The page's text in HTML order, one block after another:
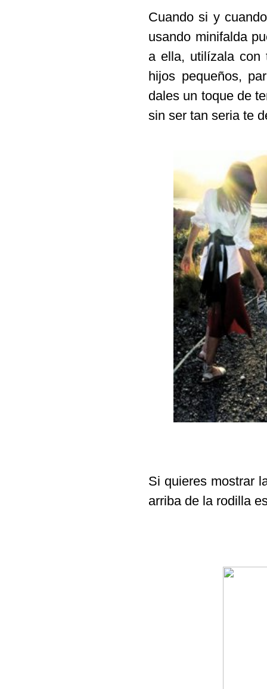
Cuando si y
usando minifalda
a ella, utilízala con
hijos pequeños,
dales un toque de
sin ser tan seria te
Si quieres mostrar
arriba de la rodilla